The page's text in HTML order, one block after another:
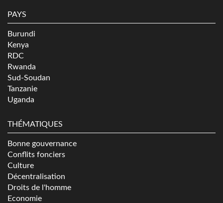
PAYS
Burundi
Kenya
RDC
Rwanda
Sud-Soudan
Tanzanie
Uganda
THÉMATIQUES
Bonne gouvernance
Conflits fonciers
Culture
Décentralisation
Droits de l'homme
Economie